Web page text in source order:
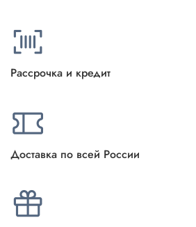
Рассрочка и кредит
Доставка по всей России